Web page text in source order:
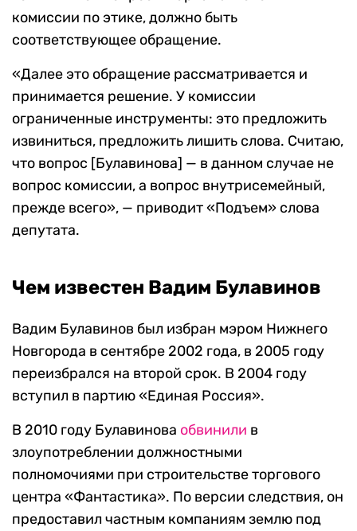
комиссии по этике, должно быть
соответствующее обращение.
«Далее это обращение рассматривается и
принимается решение. У комиссии
ограниченные инструменты: это предложить
извиниться, предложить лишить слова. Считаю,
что вопрос [Булавинова] — в данном случае не
вопрос комиссии, а вопрос внутрисемейный,
прежде всего», — приводит «Подъем» слова
депутата.
Чем известен Вадим Булавинов
Вадим Булавинов был избран мэром Нижнего
Новгорода в сентябре 2002 года, в 2005 году
переизбрался на второй срок. В 2004 году
вступил в партию «Единая Россия».
В 2010 году Булавинова обвинили в
злоупотреблении должностными
полномочиями при строительстве торгового
центра «Фантастика». По версии следствия, он
предоставил частным компаниям землю под